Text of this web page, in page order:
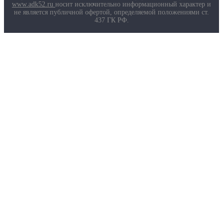
Маркировка противогазов
Основные ТР ТС, ГОСТ и ТУ
www.adk52.ru носит исключительно информационный характер и
не является публичной офертой, определяемой положениями ст.
437 ГК РФ.